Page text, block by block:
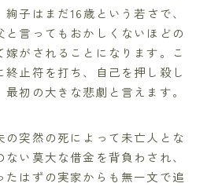
子はまだ16歳という若さで、
言ってもおかしくないほどの
がされることになります。こ
止符を打ち、自己を押し殺し
初の大きな悲劇と言えます。
の突然の死によって未亡人とな
い莫大な借金を背負わされ、
たはずの実家からも無一文で追